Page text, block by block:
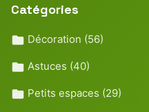
Catégories
Décoration (56)
Astuces (40)
Petits espaces (29)